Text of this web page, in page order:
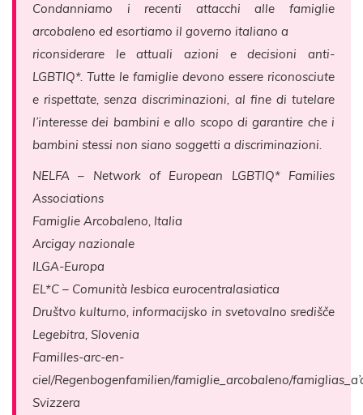
Condanniamo i recenti attacchi alle famiglie
arcobaleno ed esortiamo il governo italiano a
riconsiderare le attuali azioni e decisioni anti-
LGBTIQ*. Tutte le famiglie devono essere riconosciute
e rispettate, senza discriminazioni, al fine di tutelare
l’interesse dei bambini e allo scopo di garantire che i
bambini stessi non siano soggetti a discriminazioni.
NELFA – Network of European LGBTIQ* Families
Associations
Famiglie Arcobaleno, Italia
Arcigay nazionale
ILGA-Europa
EL*C – Comunità lesbica eurocentralasiatica
Društvo kulturno, informacijsko in svetovalno središče
Legebitra, Slovenia
Familles-arc-en-
ciel/Regenbogenfamilien/famiglie_arcobaleno/
Svizzera